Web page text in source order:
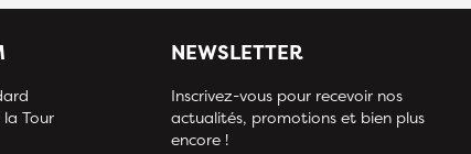
la Tour
NEWSLETTER
Inscrivez-vous pour recevoir nos
actualités, promotions et bien plus
encore !